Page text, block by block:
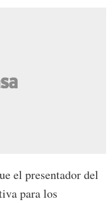
el presentador del
para los